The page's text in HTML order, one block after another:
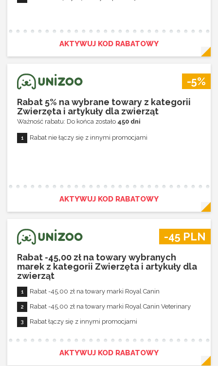
AKTYWUJ KOD RABATOWY
-5%
Rabat 5% na wybrane towary z kategorii
Zwierzęta i artykuły dla zwierząt
Ważność rabatu: Do końca zostało 450 dni
Rabat nie łączy się z innymi promocjami
AKTYWUJ KOD RABATOWY
-45 PLN
Rabat -45,00 zł na towary wybranych
marek z kategorii Zwierzęta i artykuły dla
zwierząt
Rabat -45,00 zł na towary marki Royal Canin
Rabat -45,00 zł na towary marki Royal Canin Veterinary
Rabat łączy się z innymi promocjami
AKTYWUJ KOD RABATOWY